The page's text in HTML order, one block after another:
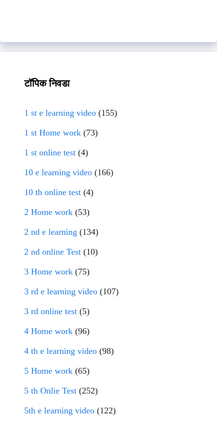
टॉपिक निवडा
1 st e learning video (155)
1 st Home work (73)
1 st online test (4)
10 e learning video (166)
10 th online test (4)
2 Home work (53)
2 nd e learning (134)
2 nd online Test (10)
3 Home work (75)
3 rd e learning video (107)
3 rd online test (5)
4 Home work (96)
4 th e learning video (98)
5 Home work (65)
5 th Onlie Test (252)
5th e learning video (122)